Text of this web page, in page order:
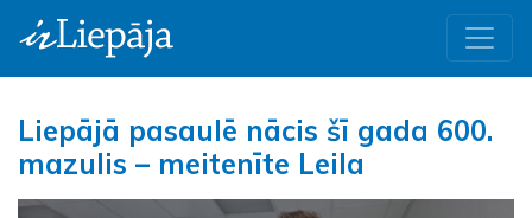
Liepājā pasaulē nācis šī gada 600.
mazulis – meitenīte Leila